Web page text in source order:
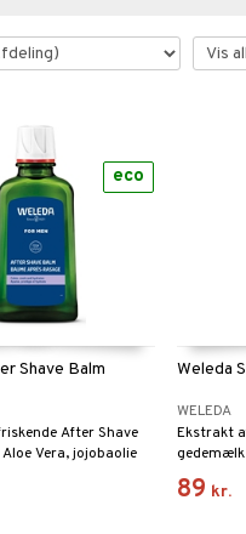
Shave Balm
After Shave
Vera, jojobaolie
kamille og myrra der
huden.
eco
Weleda
WELEDA
Ekstrakt
huden
barbering.
89 kr.